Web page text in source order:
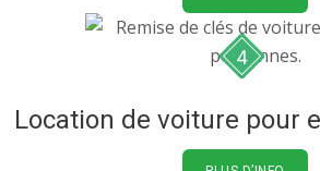
4
Location de voiture pour